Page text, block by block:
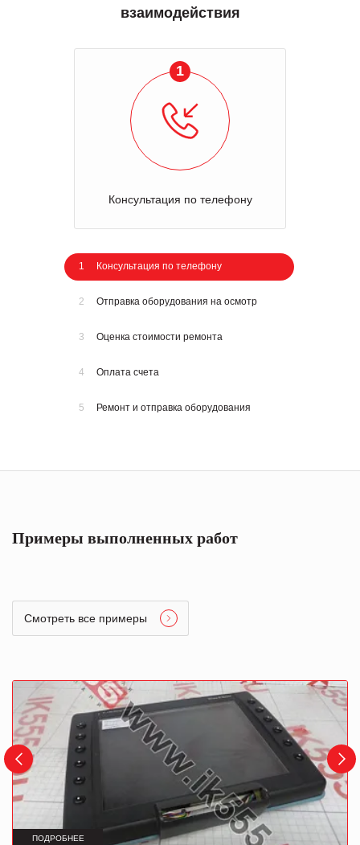
взаимодействия
1
Консультация по телефону
1 Консультация по телефону
2 Отправка оборудования на осмотр
3 Оценка стоимости ремонта
4 Оплата счета
5 Ремонт и отправка оборудования
Примеры выполненных работ
Смотреть все примеры
ПОДРОБНЕЕ